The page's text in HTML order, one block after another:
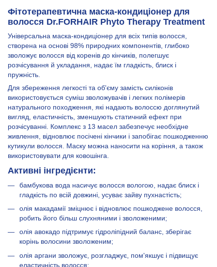
Фітотерапевтична маска-кондиціонер для
волосся Dr.FORHAIR Phyto Therapy Treatment
Універсальна маска-кондиціонер для всіх типів волосся,
створена на основі 98% природних компонентів, глибоко
зволожує волосся від коренів до кінчиків, полегшує
розчісування й укладання, надає їм гладкість, блиск і
пружність.
Для збереження легкості та об'єму замість силіконів
використовується суміш зволожувачів і легких полімерів
натурального походження, які надають волоссю доглянутий
вигляд, еластичність, зменшують статичний ефект при
розчісуванні. Комплекс з 13 масел забезпечує необхідне
живлення, відновлює посічені кінчики і запобігає пошкодженню
кутикули волосся. Маску можна наносити на коріння, а також
використовувати для ковошінга.
Активні інгредієнти:
бамбукова вода насичує волосся вологою, надає блиск і
гладкість по всій довжині, усуває зайву пухнастість;
олія макадамії зміцнює і відновлює пошкоджене волосся,
робить його більш слухняними і зволоженими;
олія авокадо підтримує гідроліпідний баланс, зберігає
корінь волосини зволоженим;
олія аргани зволожує, розгладжує, пом'якшує і підвищує
еластичність волосся;